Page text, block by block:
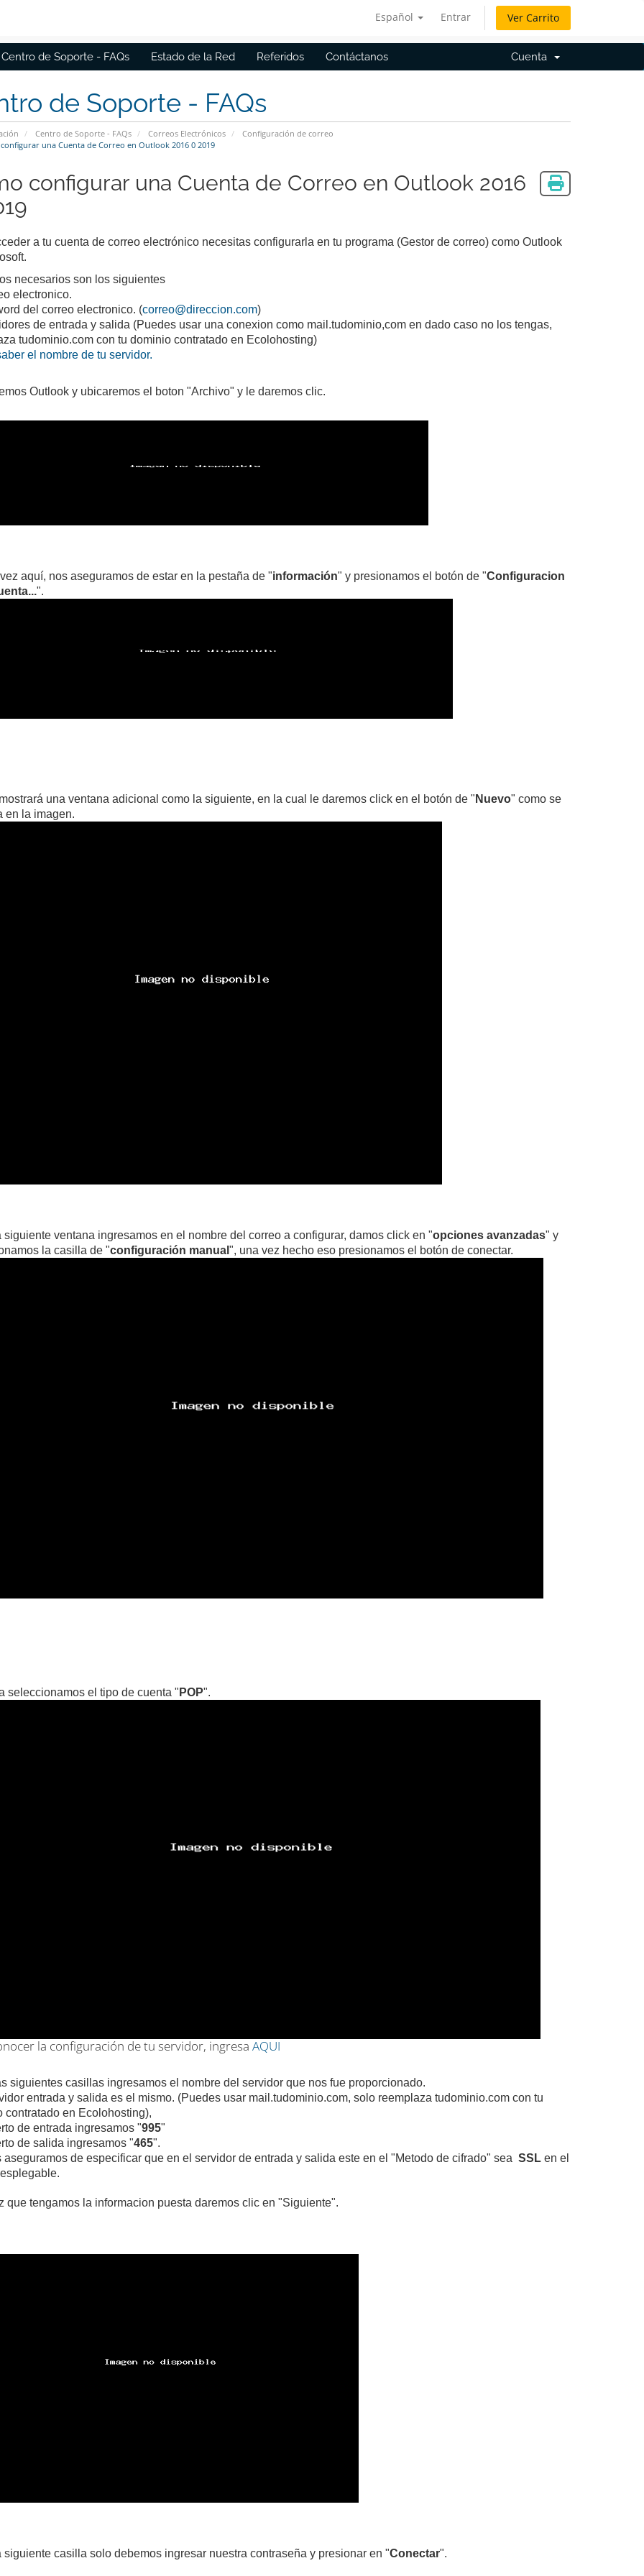
Español Entrar Ver Carrito
Centro de Soporte - FAQs Estado de la Red Referidos Contáctanos Cuenta
de Soporte - FAQs
Centro de Soporte - FAQs Correos Electrónicos
Configuración de correo
una Cuenta de Correo en Outlook 2016 0 2019
configurar una Cuenta de Correo en Outlook 2016
a tu cuenta de correo electrónico necesitas configurarla en tu programa (Gestor de correo) como Outlook
necesarios son los siguientes
electronico.
del correo electronico. (correo@direccion.com)
de entrada y salida (Puedes usar una conexion como mail.tudominio,com en dado caso no los tengas,
tudominio.com con tu dominio contratado en Ecolohosting)
el nombre de tu servidor.
Outlook y ubicaremos el boton "Archivo" y le daremos clic.
aquí, nos aseguramos de estar en la pestaña de "información" y presionamos el botón de "Configuracion
".
una ventana adicional como la siguiente, en la cual le daremos click en el botón de " Nuevo" como se
en la imagen.
siguiente ventana ingresamos en el nombre del correo a configurar, damos click en "opciones avanzadas" y
la casilla de "configuración manual ", una vez hecho eso presionamos el botón de conectar.
seleccionamos el tipo de cuenta " POP".
la configuración de tu servidor, ingresa AQUI
siguientes casillas ingresamos el nombre del servidor que nos fue proporcionado.
entrada y salida es el mismo. (Puedes usar mail.tudominio.com, solo reemplaza tudominio.com con tu
contratado en Ecolohosting),
de entrada ingresamos "995"
de salida ingresamos "465".
aseguramos de especificar que en el servidor de entrada y salida este en el "Metodo de cifrado" sea SSLen el
que tengamos la informacion puesta daremos clic en "Siguiente".
siguiente casilla solo debemos ingresar nuestra contraseña y presionar en "Conectar".